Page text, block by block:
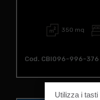
350 mq
Cod. CBI096-996-376
Utilizza i tasti